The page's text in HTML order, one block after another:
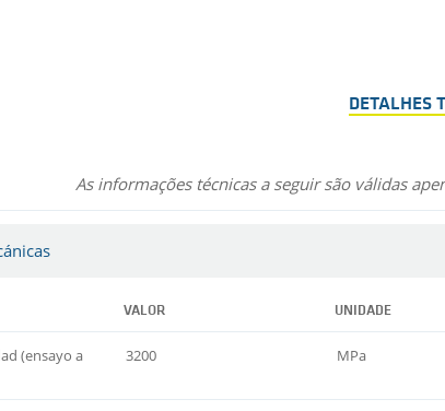
DETALHES
As informações técnicas a seguir são válidas
VALOR UNIDADE
(ensayo a
3200 MPa